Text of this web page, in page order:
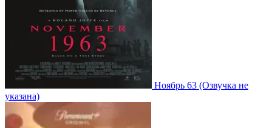
Ноябрь 63 (Озвучка не
указана)